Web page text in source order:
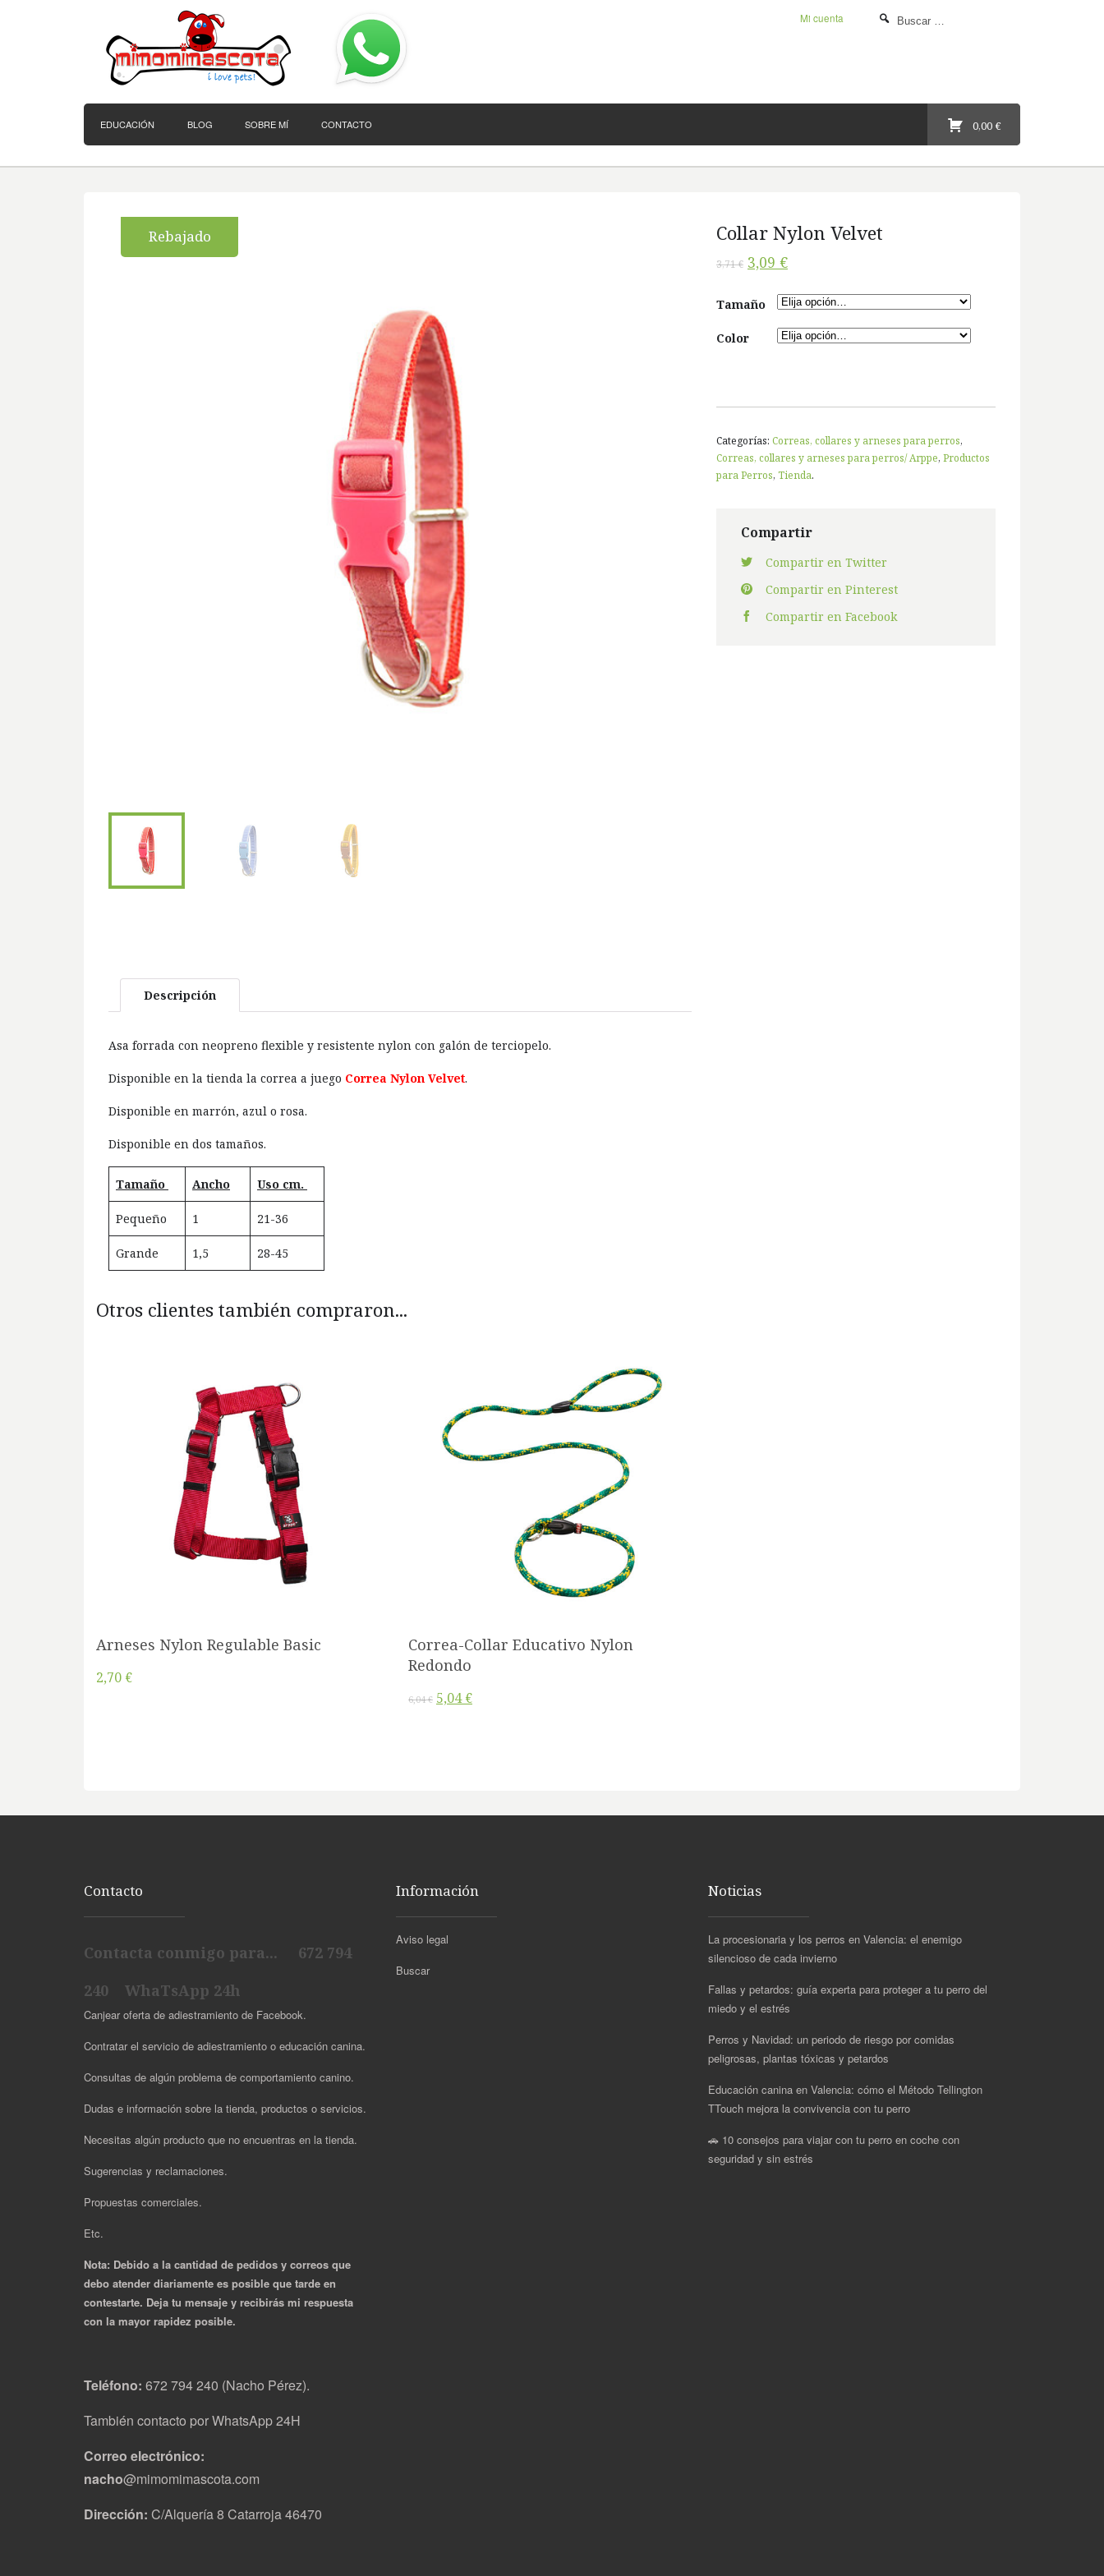
Mi cuenta
EDUCACIÓN BLOG SOBRE MÍ CONTACTO 0,00 €
Rebajado Collar Nylon Velvet
3,71 € 3,09 €
Tamaño
Color
Categorías: Correas, collares y arneses para perros,
Correas, collares y arneses para perros/ Arppe, Productos
para Perros, Tienda.
Compartir
Compartir en Twitter
Compartir en Pinterest
Compartir en Facebook
Descripción
Asa forrada con neopreno flexible y resistente nylon con galón de terciopelo.
Disponible en la tienda la correa a juego Correa Nylon Velvet.
Disponible en marrón, azul o rosa.
Disponible en dos tamaños.
Tamaño Ancho Uso cm.
Pequeño 1 21-36
Grande 1,5 28-45
Otros clientes también compraron...
Arneses Nylon Regulable Basic
2,70 €
Correa-Collar Educativo Nylon
Redondo
6,04 € 5,04 €
Contacto
Contacta conmigo para... 672 794
240 WhaTsApp 24h
Canjear oferta de adiestramiento de Facebook.
Contratar el servicio de adiestramiento o educación canina.
Consultas de algún problema de comportamiento canino.
Dudas e información sobre la tienda, productos o servicios.
Necesitas algún producto que no encuentras en la tienda.
Sugerencias y reclamaciones.
Propuestas comerciales.
Etc.
Nota: Debido a la cantidad de pedidos y correos que
debo atender diariamente es posible que tarde en
contestarte. Deja tu mensaje y recibirás mi respuesta
con la mayor rapidez posible.
Teléfono: 672 794 240 (Nacho Pérez).
También contacto por WhatsApp 24H
Correo electrónico:
nacho@mimomimascota.com
Dirección: C/Alquería 8 Catarroja 46470
Información
Aviso legal
Buscar
Noticias
La procesionaria y los perros en Valencia: el enemigo
silencioso de cada invierno
Fallas y petardos: guía experta para proteger a tu perro del
miedo y el estrés
Perros y Navidad: un periodo de riesgo por comidas
peligrosas, plantas tóxicas y petardos
Educación canina en Valencia: cómo el Método Tellington
TTouch mejora la convivencia con tu perro
🚗 10 consejos para viajar con tu perro en coche con
seguridad y sin estrés